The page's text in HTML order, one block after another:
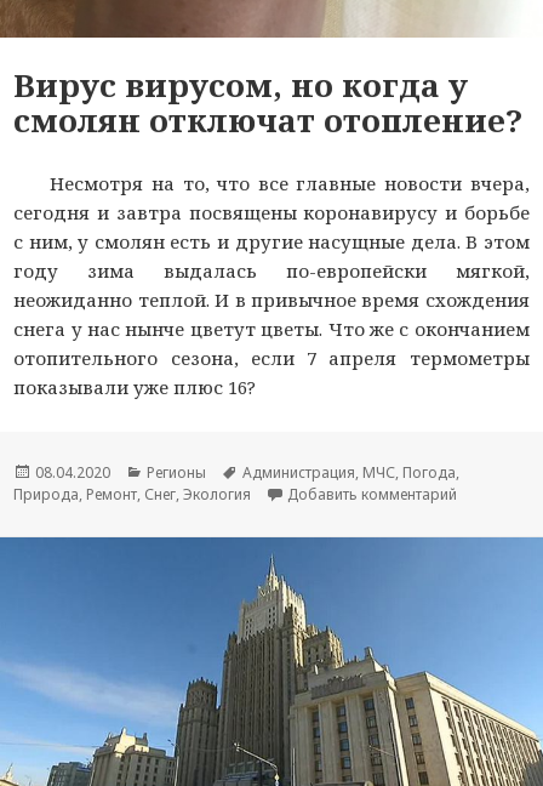
Вирус вирусом, но когда у
смолян отключат отопление?
Несмотря на то, что все главные новости вчера,
сегодня и завтра посвящены коронавирусу и борьбе
с ним, у смолян есть и другие насущные дела. В этом
году зима выдалась по-европейски мягкой,
неожиданно теплой. И в привычное время схождения
снега у нас нынче цветут цветы. Что же с окончанием
отопительного сезона, если 7 апреля термометры
показывали уже плюс 16?
Опубликовано
08.04.2020 Рубрики
Регионы Метки
Администрация, МЧС, Погода,
Природа, Ремонт, Снег,Экология Добавить комментарий